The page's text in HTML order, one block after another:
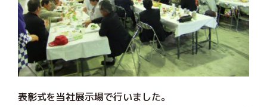
表彰式を当社展示場で行いました。